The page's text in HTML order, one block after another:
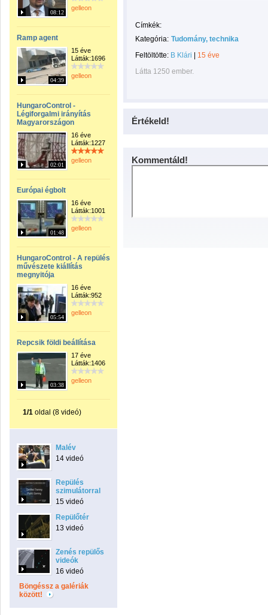
08:12
gelleon
Ramp agent
04:39
15 éve
Látták:1696
gelleon
HungaroControl -
Légiforgalmi irányítás
Magyarországon
02:01
16 éve
Látták:1227
gelleon
Európai égbolt
01:48
16 éve
Látták:1001
gelleon
HungaroControl - A repülés
művészete kiállítás
megnyitója
05:54
16 éve
Látták:952
gelleon
Repcsik földi beállítása
03:38
17 éve
Látták:1406
gelleon
1/1 oldal (8 videó)
Malév
14 videó
Repülés
szimulátorral
15 videó
Repülőtér
13 videó
Zenés repülős
videók
16 videó
Böngéssz a galériák
között!
Címkék:
Kategória: Tudomány, technika
Feltöltötte: B Klári
15 éve
Látta 1250 ember.
Értékeld!
Kommentáld!